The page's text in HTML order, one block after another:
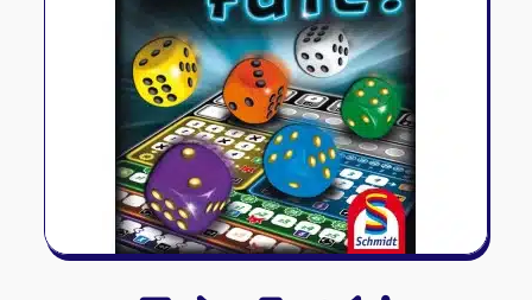
Naruto Mythos
Autres
Tapis de jeu